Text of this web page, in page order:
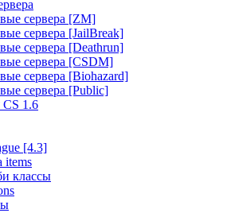
сервера [ZM]
сервера [JailBreak]
сервера [Deathrun]
сервера [CSDM]
сервера [Biohazard]
сервера [Public]
1.6
[4.3]
items
классы